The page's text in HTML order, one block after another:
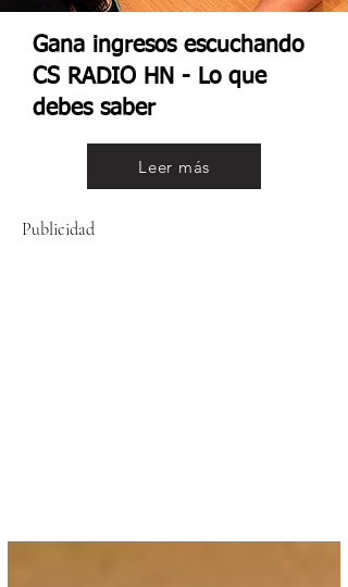
Gana ingresos escuchando
CS RADIO HN - Lo que
debes saber
Leer más
Publicidad